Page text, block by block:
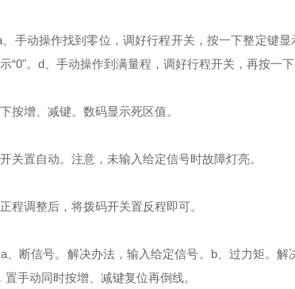
手动操作找到零位，调好行程开关，按一下整定键显
“0"。d、手动操作到满量程，调好行程开关，再按一
按增、减键。数码显示死区值。
关置自动。注意，未输入给定信号时故障灯亮。
程调整后，将拨码开关置反程即可。
、断信号。解决办法，输入给定信号。b、过力矩。
手动同时按增、减键复位再倒线。